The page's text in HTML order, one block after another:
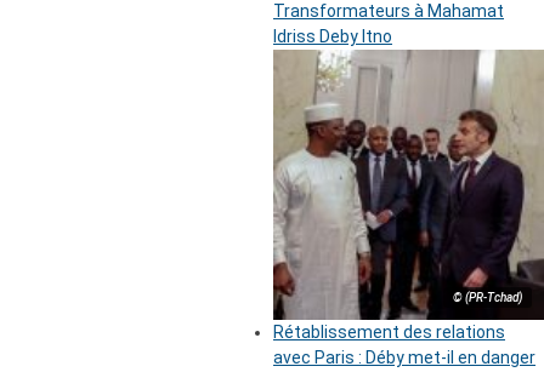
Transformateurs à Mahamat
Idriss Deby Itno
© (PR-Tchad)
Rétablissement des relations
avec Paris : Déby met-il en danger